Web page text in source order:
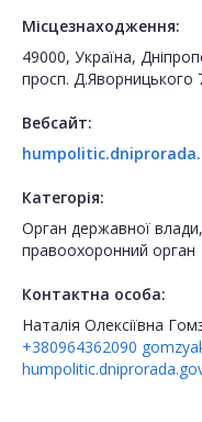
Місцезнаходження:
49000, Україна,
просп. Д.Яворницького
Вебсайт:
Категорія:
Орган державної
правоохоронний орган
Контактна особа:
Наталія Олексіївна
+380964362090